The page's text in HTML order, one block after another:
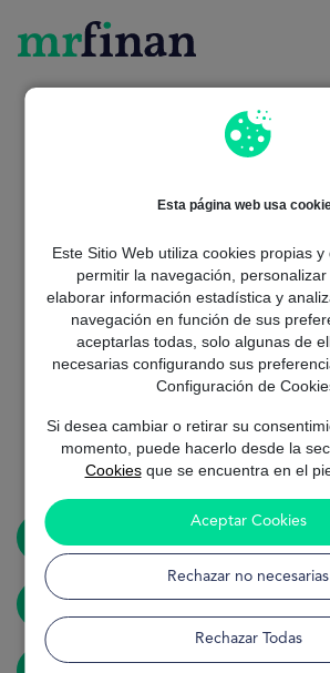
Esta página web usa
Este Sitio Web utiliza cookies propias
permitir la navegación, personalizar
elaborar información estadística y
navegación en función de sus
aceptarlas todas, solo algunas de
necesarias configurando sus
Configuración de
Si desea cambiar o retirar su
momento, puede hacerlo desde la
Cookiesque se encuentra en el
Aceptar Cookies
Rechazar no necesarias
Rechazar Todas
Whoops! Parece
perdido...
La página que buscas no existe pero el
sí. Haz click en “Solicitar préstamo”
Solicitar préstamo